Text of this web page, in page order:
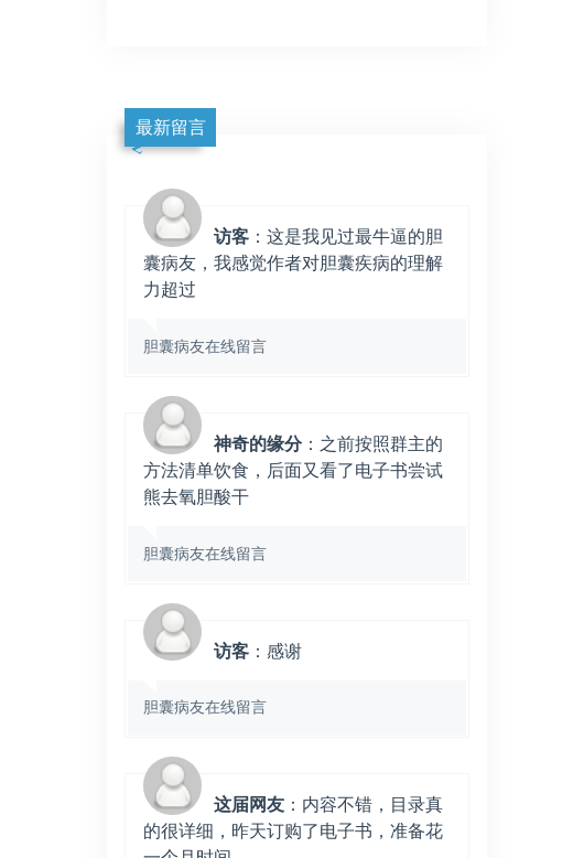
最新留言
访客 ：这是我见过最牛逼的胆
囊病友，我感觉作者对胆囊疾病的理解
力超过
胆囊病友在线留言
神奇的缘分：之前按照群主的
方法清单饮食，后面又看了电子书尝试
熊去氧胆酸干
胆囊病友在线留言
访客 ：感谢
胆囊病友在线留言
这届网友 ：内容不错，目录真
的很详细，昨天订购了电子书，准备花